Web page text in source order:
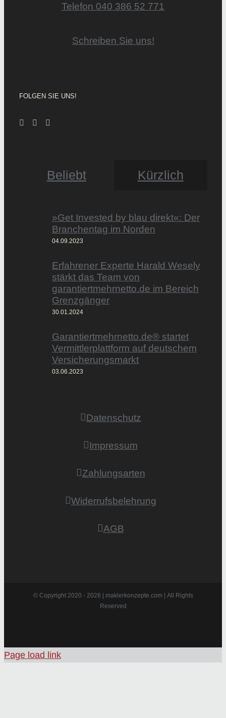
Telefon 040 386 52 771
Schreiben Sie uns!
FOLGEN SIE UNS!
Beliebt Kürzlich
»Get Invested by blau direkt«: Der
Branchentag im Norden
04.09.2023
Erfahrener Experte Harald Wesely
stärkt das Team von
garantiertmehrnetto.de im Bereich
Grenzgänger
30.01.2024
Garantiertmehrnetto.de® startet
Vermittlerplattform auf deutschem
Versicherungsmarkt
03.06.2023
Datenschutz
Impressum
Zahlungsarten
Widerrufsbelehrung
AGB
© Copyright 2020 - 2026 | maklerkonzepte.com | All Rights
Reserved
Page load link